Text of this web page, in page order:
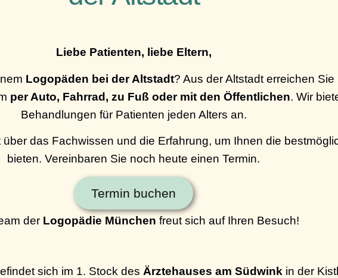
Liebe Patienten, liebe Eltern,
Logopäden bei der Altstadt? Aus der Altstadt erreichen
per Auto, Fahrrad, zu Fuß oder mit den Öffentlichen. Wir
Behandlungen für Patienten jeden Alters an.
das Fachwissen und die Erfahrung, um Ihnen die
bieten. Vereinbaren Sie noch heute einen Termin.
Termin buchen
der Logopädie München freut sich auf Ihren Besuch!
sich im 1. Stock des Ärztehauses am Südwink in der